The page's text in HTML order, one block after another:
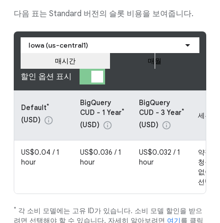
다음 표는 Standard 버전의 슬롯 비용을 보여줍니다.
Iowa (us-central1)
할인 옵션 표시
매시간 매월
Default*
(USD) info
BigQuery
CUD - 1 Year*
(USD) info
BigQuery
CUD - 3 Year*
(USD) info
세부정
US$0.04 / 1
hour
US$0.036 / 1
hour
US$0.032 / 1
hour
약정
청구
없이
선택
* 각 소비 모델에는 고유 ID가 있습니다. 소비 모델 할인을 받으
려면 선택해야 할 수 있습니다. 자세히 알아보려면 여기를 클릭